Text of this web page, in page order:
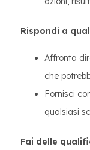
Rispondi a
Affronta
che
Fornisci
qualsiasi
Fai delle